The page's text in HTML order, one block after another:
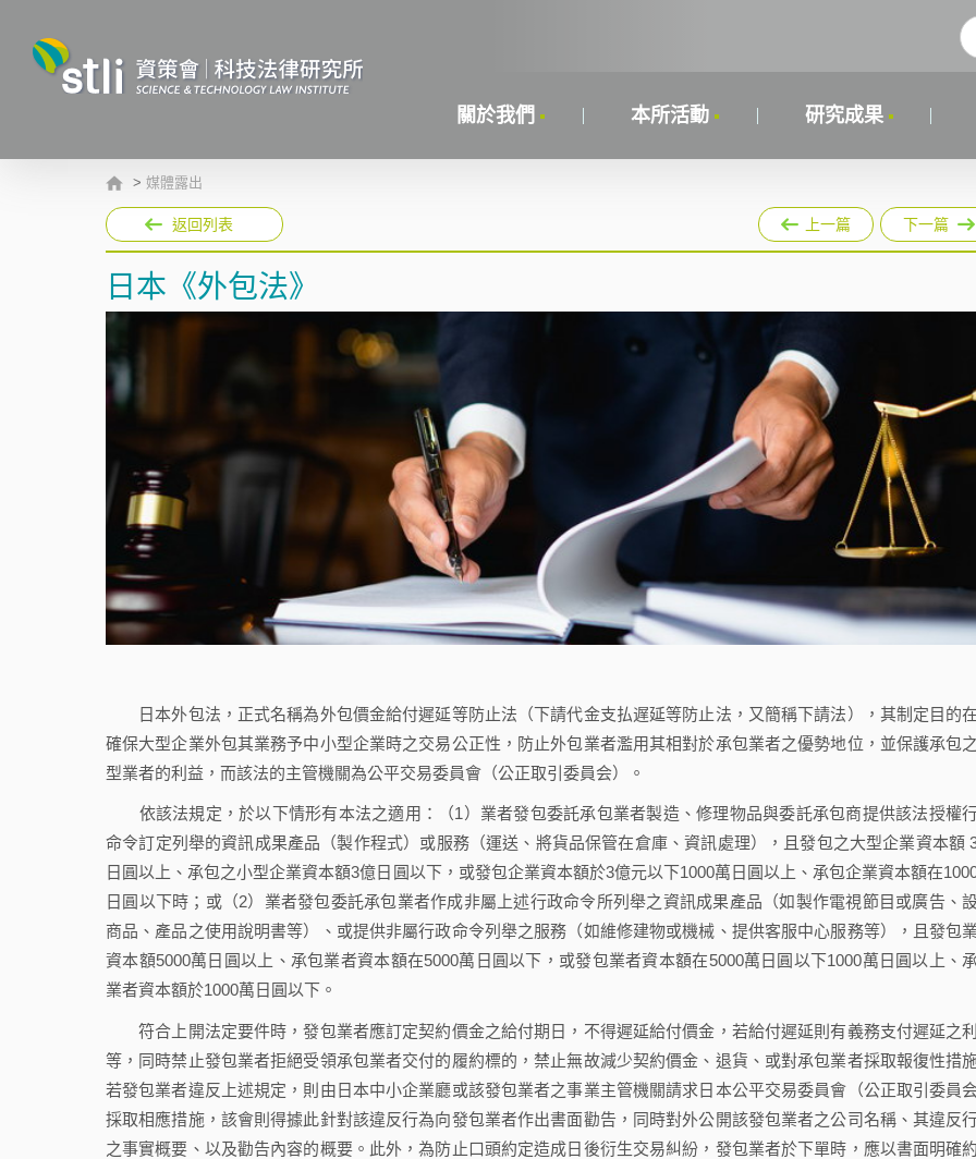
關於我們 本所活動 研究成果
> 媒體露出
返回列表 上一篇 下一篇
日本《外包法》
日本外包法，正式名稱為外包價金給付遲延等防止法（下請代金支払遅延等防止法，又簡稱下請法），其制定目的
確保大型企業外包其業務予中小型企業時之交易公正性，防止外包業者濫用其相對於承包業者之優勢地位，並保護承包
型業者的利益，而該法的主管機關為公平交易委員會（公正取引委員会）。
依該法規定，於以下情形有本法之適用：（1）業者發包委託承包業者製造、修理物品與委託承包商提供該法授權
命令訂定列舉的資訊成果產品（製作程式）或服務（運送、將貨品保管在倉庫、資訊處理），且發包之大型企業資本額
日圓以上、承包之小型企業資本額3億日圓以下，或發包企業資本額於3億元以下1000萬日圓以上、承包企業資本額在
日圓以下時；或（2）業者發包委託承包業者作成非屬上述行政命令所列舉之資訊成果產品（如製作電視節目或廣告、
商品、產品之使用說明書等）、或提供非屬行政命令列舉之服務（如維修建物或機械、提供客服中心服務等），且發包
資本額5000萬日圓以上、承包業者資本額在5000萬日圓以下，或發包業者資本額在5000萬日圓以下1000萬日圓以上、
業者資本額於1000萬日圓以下。
符合上開法定要件時，發包業者應訂定契約價金之給付期日，不得遲延給付價金，若給付遲延則有義務支付遲延之
等，同時禁止發包業者拒絕受領承包業者交付的履約標的，禁止無故減少契約價金、退貨、或對承包業者採取報復性措施
若發包業者違反上述規定，則由日本中小企業廳或該發包業者之事業主管機關請求日本公平交易委員會（公正取引委員会
採取相應措施，該會則得據此針對該違反行為向發包業者作出書面勸告，同時對外公開該發包業者之公司名稱、其違反
之事實概要、以及勸告內容的概要。此外，為防止口頭約定造成日後衍生交易糾紛，發包業者於下單時，應以書面明確